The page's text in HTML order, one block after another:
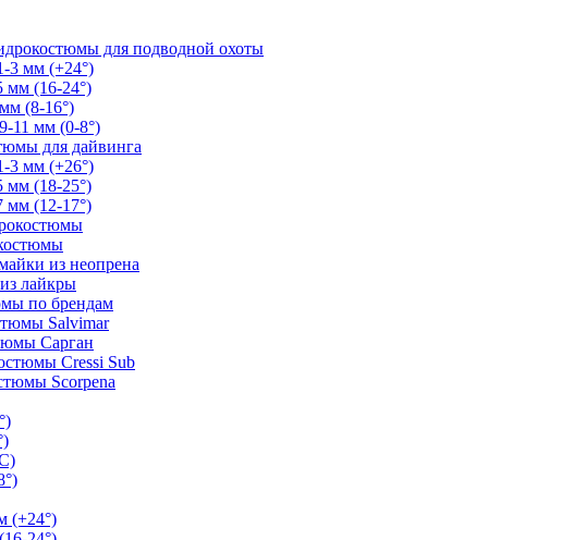
для подводной охоты
3 мм (+24°)
мм (16-24°)
(8-16°)
11 мм (0-8°)
для дайвинга
3 мм (+26°)
мм (18-25°)
мм (12-17°)
из неопрена
лайкры
по брендам
Salvimar
Сарган
Cressi Sub
Scorpena
(+24°)